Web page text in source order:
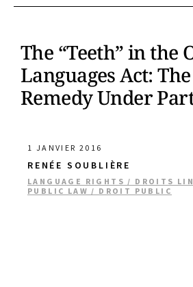
The “Teeth” in the
Languages Act:
Remedy Under
1 JANVIER 2016
RENÉE SOUBLIÈRE
LANGUAGE RIGHTS / DROITS
PUBLIC LAW / DROIT PUBLIC